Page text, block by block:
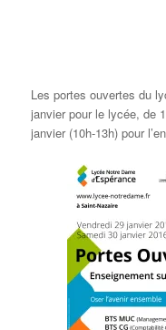
Les portes ouvertes du
janvier pour le lycée, de
janvier (10h-13h) pour